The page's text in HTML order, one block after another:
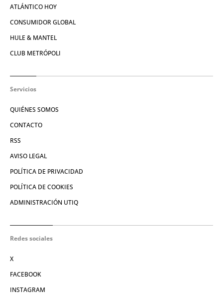
ATLÁNTICO HOY
CONSUMIDOR GLOBAL
HULE & MANTEL
CLUB METRÓPOLI
Servicios
QUIÉNES SOMOS
CONTACTO
RSS
AVISO LEGAL
POLÍTICA DE PRIVACIDAD
POLÍTICA DE COOKIES
ADMINISTRACIÓN UTIQ
Redes sociales
X
FACEBOOK
INSTAGRAM